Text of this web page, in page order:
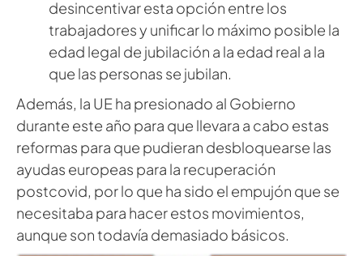
desincentivar esta opción entre los
trabajadores y unificar lo máximo posible la
edad legal de jubilación a la edad real a la
que las personas se jubilan.
Además, la UE ha presionado al Gobierno
durante este año para que llevara a cabo estas
reformas para que pudieran desbloquearse las
ayudas europeas para la recuperación
postcovid, por lo que ha sido el empujón que se
necesitaba para hacer estos movimientos,
aunque son todavía demasiado básicos.